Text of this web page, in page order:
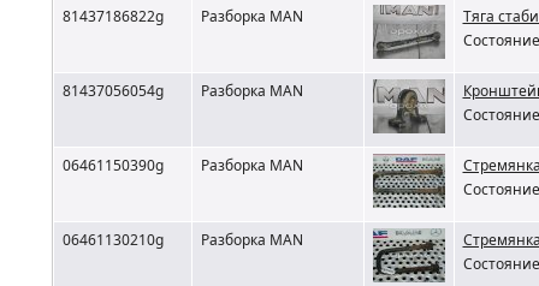
81437186822g Разборка MAN
Тяга
81437056054g Разборка MAN
06461150390g Разборка MAN
06461130210g Разборка MAN